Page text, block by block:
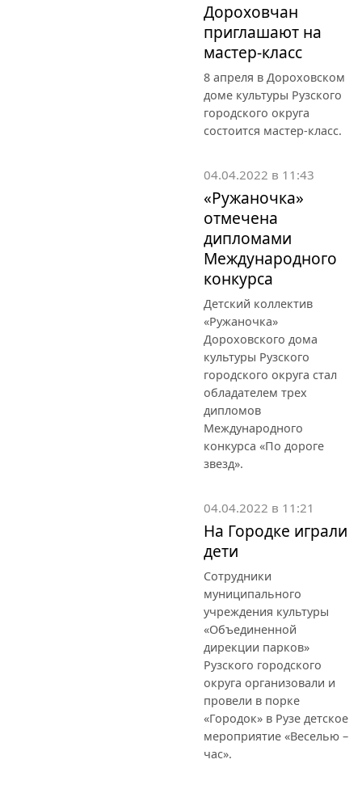
Дороховчан
приглашают на
мастер-класс
8 апреля в Дороховском
доме культуры Рузского
городского округа
состоится мастер-класс.
04.04.2022 в 11:43
«Ружаночка»
отмечена
дипломами
Международного
конкурса
Детский коллектив
«Ружаночка»
Дороховского дома
культуры Рузского
городского округа стал
обладателем трех
дипломов
Международного
конкурса «По дороге
звезд».
04.04.2022 в 11:21
На Городке играли
дети
Сотрудники
муниципального
учреждения культуры
«Объединенной
дирекции парков»
Рузского городского
округа организовали и
провели в порке
«Городок» в Рузе детское
мероприятие «Веселью –
час».